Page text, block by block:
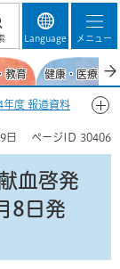
Language メニュー
教育 健康・医療・
年度 報道資料
日 ページID 30406
血啓発
8日発